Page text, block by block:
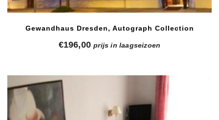
Gewandhaus Dresden, Autograph Collection
€196,00 prijs in laagseizoen